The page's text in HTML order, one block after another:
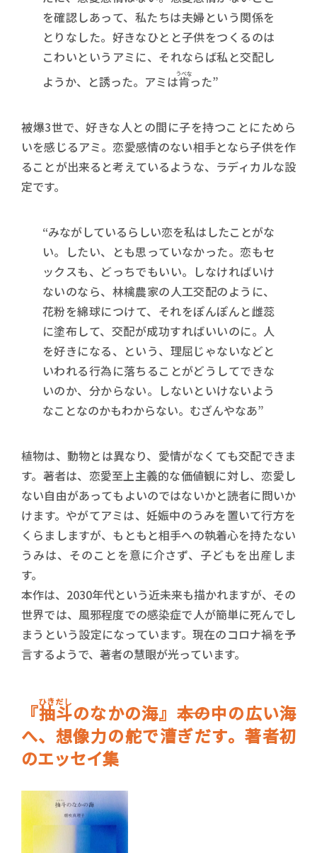
を確認しあって、私たちは夫婦という関係を
とりなした。好きなひとと子供をつくるのは
こわいというアミに、それならば私と交配し
ようか、と誘った。アミは肯
うべなった”
被爆3世で、好きな人との間に子を持つことにためら
いを感じるアミ。恋愛感情のない相手となら子供を作
ることが出来ると考えているような、ラディカルな設
定です。
“みながしているらしい恋を私はしたことがな
い。したい、とも思っていなかった。恋もセ
ックスも、どっちでもいい。しなければいけ
ないのなら、林檎農家の人工交配のように、
花粉を綿球につけて、それをぽんぽんと雌蕊
に塗布して、交配が成功すればいいのに。人
を好きになる、という、理屈じゃないなどと
いわれる行為に落ちることがどうしてできな
いのか、分からない。しないといけないよう
なことなのかもわからない。むざんやなあ”
植物は、動物とは異なり、愛情がなくても交配できま
す。著者は、恋愛至上主義的な価値観に対し、恋愛し
ない自由があってもよいのではないかと読者に問いか
けます。やがてアミは、妊娠中のうみを置いて行方を
くらましますが、もともと相手への執着心を持たない
うみは、そのことを意に介さず、子どもを出産しま
す。
本作は、2030年代という近未来も描かれますが、その
世界では、風邪程度での感染症で人が簡単に死んでし
まうという設定になっています。現在のコロナ禍を予
言するようで、著者の慧眼が光っています。
『抽斗
ひきだしのなかの海』――本の中の広い海
へ、想像力の舵で漕ぎだす。著者初
のエッセイ集